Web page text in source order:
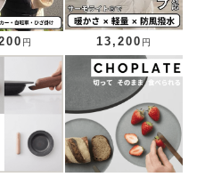
円 13,200 円